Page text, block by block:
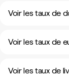
Voir les taux de
Voir les taux de
Voir les taux de